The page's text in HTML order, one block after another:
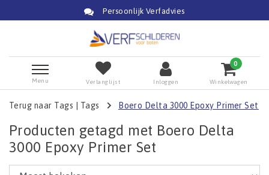
Persoonlijk Verfadvies
Menu Verlanglijst Inloggen
0
Winkelwagen
Terug naar Tags Tags Boero Delta 3000 Epoxy Primer Set
Producten getagd met Boero Delta
3000 Epoxy Primer Set